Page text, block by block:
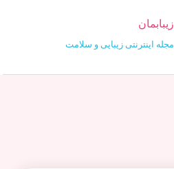
زیبابمان
مجله اینترنتی زیبایی و سلامت